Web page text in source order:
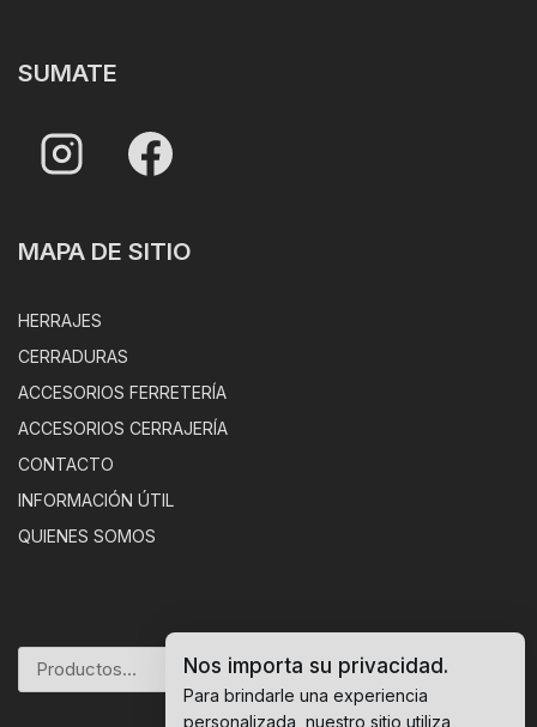
SUMATE
MAPA DE SITIO
HERRAJES
CERRADURAS
ACCESORIOS FERRETERÍA
ACCESORIOS CERRAJERÍA
CONTACTO
INFORMACIÓN ÚTIL
QUIENES SOMOS
BUSCAR
Nos importa su privacidad.
Para brindarle una experiencia
personalizada, nuestro sitio utiliza